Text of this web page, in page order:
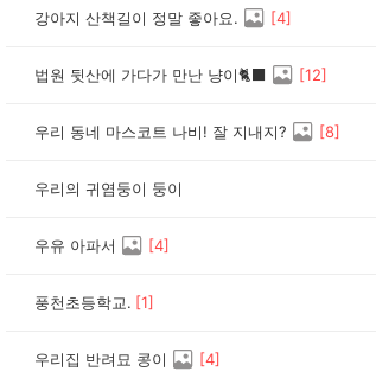
강아지 산책길이 정말 좋아요. [4]
법원 뒷산에 가다가 만난 냥이🐈‍⬛ [12]
우리 동네 마스코트 나비! 잘 지내지? [8]
우리의 귀염둥이 둥이
우유 아파서 [4]
풍천초등학교. [1]
우리집 반려묘 콩이 [4]